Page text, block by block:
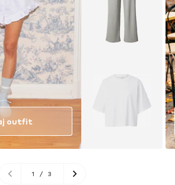
outfit
1 / 3